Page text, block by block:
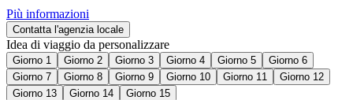
Più informazioni
Contatta l'agenzia locale
Idea di viaggio da personalizzare
Giorno 1 Giorno 2 Giorno 3 Giorno 4 Giorno 5
Giorno 6
Giorno 7
Giorno 8 Giorno 9 Giorno 10 Giorno 11
Giorno 12
Giorno 13
Giorno 14 Giorno 15